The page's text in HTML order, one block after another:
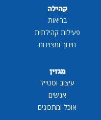
קהילה
בריאות
פעילות קהילתית
חינוך ומצוינות
מגזין
עיצוב וסטייל
אנשים
אוכל ומתכונים